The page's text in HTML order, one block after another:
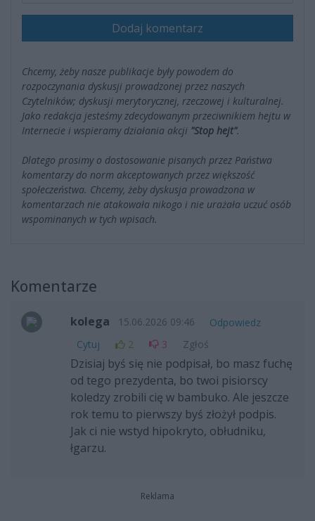
Dodaj komentarz
Chcemy, żeby nasze publikacje były powodem do
rozpoczynania dyskusji prowadzonej przez naszych
Czytelników; dyskusji merytorycznej, rzeczowej i kulturalnej.
Jako redakcja jesteśmy zdecydowanym przeciwnikiem hejtu w
Internecie i wspieramy działania akcji "Stop hejt".
Dlatego prosimy o dostosowanie pisanych przez Państwa
komentarzy do norm akceptowanych przez większość
społeczeństwa. Chcemy, żeby dyskusja prowadzona w
komentarzach nie atakowała nikogo i nie urażała uczuć osób
wspominanych w tych wpisach.
Komentarze
kolega 15.06.2026 09:46
Odpowiedz
Cytuj
2 3 Zgłoś
Dzisiaj byś się nie podpisał, bo masz fuchę
od tego prezydenta, bo twoi pisiorscy
koledzy zrobili cię w bambuko. Ale jeszcze
rok temu to pierwszy byś złożył podpis.
Jak ci nie wstyd hipokryto, obłudniku,
łgarzu.
Reklama